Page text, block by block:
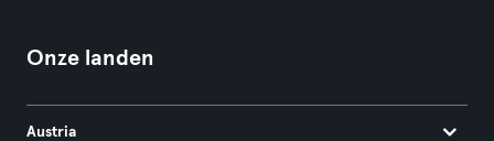
Onze landen
Austria